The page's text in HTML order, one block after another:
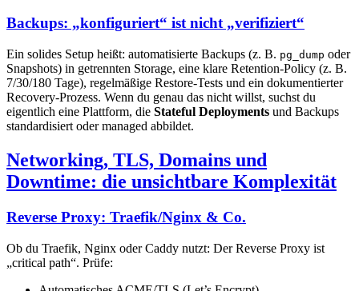
Backups: „konfiguriert“ ist nicht „verifiziert“
Ein solides Setup heißt: automatisierte Backups (z. B. pg_dump oder
Snapshots) in getrennten Storage, eine klare Retention-Policy (z. B.
7/30/180 Tage), regelmäßige Restore-Tests und ein dokumentierter
Recovery-Prozess. Wenn du genau das nicht willst, suchst du
eigentlich eine Plattform, die Stateful Deployments und Backups
standardisiert oder managed abbildet.
Networking, TLS, Domains und
Downtime: die unsichtbare Komplexität
Reverse Proxy: Traefik/Nginx & Co.
Ob du Traefik, Nginx oder Caddy nutzt: Der Reverse Proxy ist
„critical path“. Prüfe: